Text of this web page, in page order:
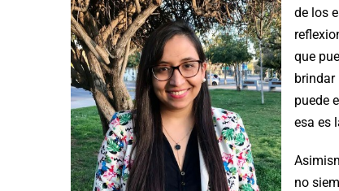
de los
que
brindar
puede
esa es
no